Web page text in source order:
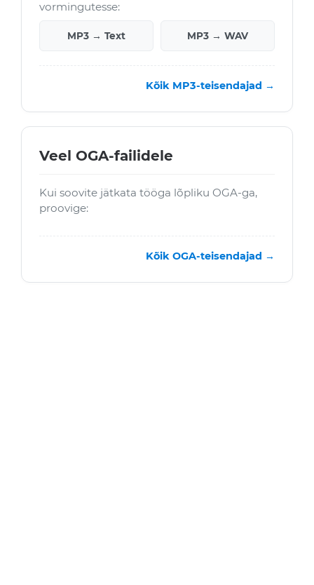
vormingutesse:
MP3 → Text MP3 → WAV
Kõik MP3-teisendajad →
Veel OGA-failidele
Kui soovite jätkata tööga lõpliku OGA-ga,
proovige:
Kõik OGA-teisendajad →